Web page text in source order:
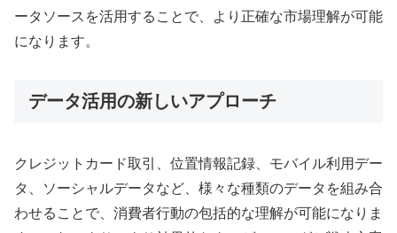
ータソースを活用することで、より正確な市場理解が可能
になります。
データ活用の新しいアプローチ
クレジットカード取引、位置情報記録、モバイル利用デー
タ、ソーシャルデータなど、様々な種類のデータを組み合
わせることで、消費者行動の包括的な理解が可能になりま